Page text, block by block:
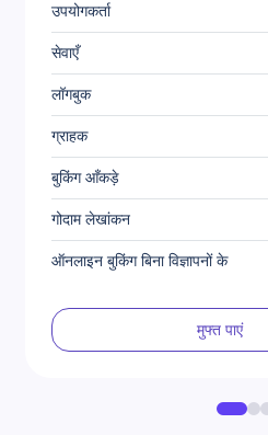
उपयोगकर्ता
सेवाएँ
लॉगबुक
ग्राहक
बुकिंग आँकड़े
गोदाम लेखांकन
ऑनलाइन बुकिंग बिना विज्ञापनों के
मुफ्त पाएं